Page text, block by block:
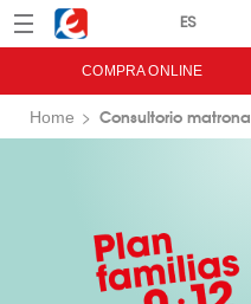
Menú Eroski
COMPRA ONLINE
Home Consultorio matrona